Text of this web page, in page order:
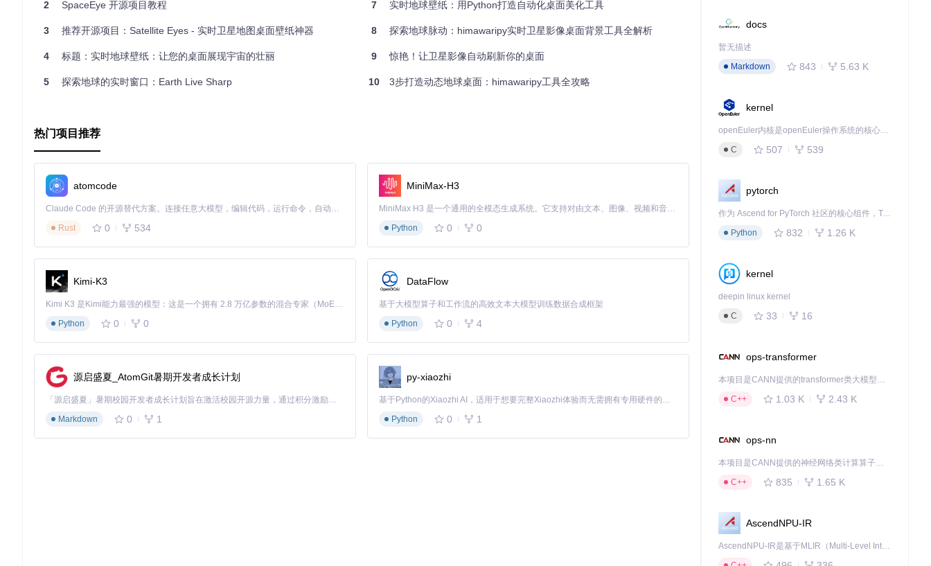
2 SpaceEye 开源项目教程
3 推荐开源项目：Satellite Eyes - 实时卫星地图桌面壁纸神器
4 标题：实时地球壁纸：让您的桌面展现宇宙的壮丽
5 探索地球的实时窗口：Earth Live Sharp
7 实时地球壁纸：用Python打造自动化桌面美化工具
8 探索地球脉动：himawaripy实时卫星影像桌面背景工具全解析
9 惊艳！让卫星影像自动刷新你的桌面
10 3步打造动态地球桌面：himawaripy工具全攻略
热门项目推荐
atomcode
Claude Code 的开源替代方案。连接任意大模型，编辑代码，运行命令，自动验证 — 全自动执行。用 Rust 构建，极致性能。 ｜ An open-source alternative to Claude Code. Connect any LLM, edit code, run commands, and verify changes — autonomously. Built in Rust for speed. Get Started
Rust
0 534
MiniMax-H3
MiniMax H3 是一个通用的全模态生成系统。它支持对由文本、图像、视频和音频组成的多模态上下文进行统一理解，并能生成分辨率高达 2K、时长可达 15 秒的带原生立体声音频的视频。得益于面向任务泛化的系统设计，H3 在预训练阶段就已具备广泛的多模态上下文理解与生成能力，能够出色地执行复杂的多模态指令。
Python
0 0
Kimi-K3
Kimi K3 是Kimi能力最强的模型：这是一个拥有 2.8 万亿参数的混合专家（MoE）模型，具备原生视觉理解能力，并支持 100 万 token 的上下文窗口。
Python
0 0
DataFlow
基于大模型算子和工作流的高效文本大模型训练数据合成框架
Python
0 4
源启盛夏_AtomGit暑期开发者成长计划
「源启盛夏」暑期校园开发者成长计划旨在激活校园开源力量，通过积分激励、认证扶持、资源倾斜等形式，引导高校组织和开发者完成「入驻 — 建项目 — 做贡献 — 获认证 — 得资源」的完整闭环。无论你是想带领社团入驻平台的组织者，还是希望用代码贡献证明自己的开发者，都能在这里找到属于你的成长路径。
Markdown
0 1
py-xiaozhi
基于Python的Xiaozhi AI，适用于想要完整Xiaozhi体验而无需拥有专用硬件的用户。
Python
0 1
docs
暂无描述
Markdown
843 5.63 K
kernel
openEuler内核是openEuler操作系统的核心，既是系统性能与稳定性的基石，也是连接处理器、设备与服务的桥梁。
C
507 539
pytorch
作为 Ascend for PyTorch 社区的核心组件，TorchNPU 是昇腾专为 PyTorch 打造的深度学习适配插件，使 PyTorch 框架能够直接调用昇腾 NPU，为开发者提供昇腾 AI 处理器的超强算力。
Python
832 1.26 K
kernel
deepin linux kernel
C
33 16
ops-transformer
本项目是CANN提供的transformer类大模型算子库，实现网络在NPU上加速计算。
C++
1.03 K 2.43 K
ops-nn
本项目是CANN提供的神经网络类计算算子库，实现网络在NPU上加速计算。
C++
835 1.65 K
AscendNPU-IR
AscendNPU-IR是基于MLIR（Multi-Level Intermediate Representation）构建的，面向昇腾亲和算子编译时使用的中间表示，提供昇腾完备表达能力，通过编译优化提升昇腾AI处理器计算效率，支持通过生态框架使能昇腾AI处理器与深度调优